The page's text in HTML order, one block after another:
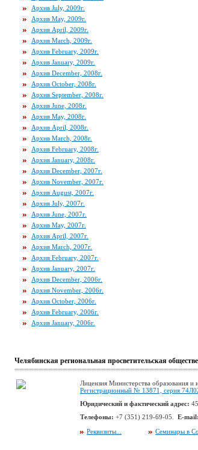
Архив July, 2009г.
Архив May, 2009г.
Архив April, 2009г.
Архив March, 2009г.
Архив February, 2009г.
Архив January, 2009г.
Архив December, 2008г.
Архив October, 2008г.
Архив September, 2008г.
Архив June, 2008г.
Архив May, 2008г.
Архив April, 2008г.
Архив March, 2008г.
Архив February, 2008г.
Архив January, 2008г.
Архив December, 2007г.
Архив November, 2007г.
Архив August, 2007г.
Архив July, 2007г.
Архив June, 2007г.
Архив May, 2007г.
Архив April, 2007г.
Архив March, 2007г.
Архив February, 2007г.
Архив January, 2007г.
Архив December, 2006г.
Архив November, 2006г.
Архив October, 2006г.
Архив February, 2006г.
Архив January, 2006г.
Челябинская региональная просветительская
Лицензия Министерства образования и
Регистрационный № 13871, серия
Юридический и фактический адрес:
Телефоны: +7 (351) 219-69-05. E-mail:
Реквизиты...
Семинары в